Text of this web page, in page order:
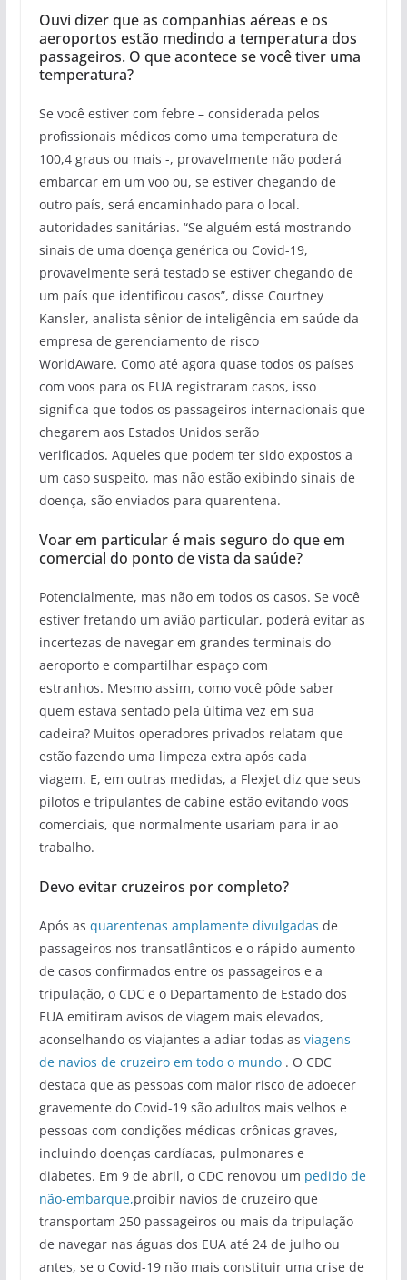
Ouvi dizer que as companhias aéreas e os
aeroportos estão medindo a temperatura dos
passageiros. O que acontece se você tiver uma
temperatura?
Se você estiver com febre – considerada pelos
profissionais médicos como uma temperatura de
100,4 graus ou mais -, provavelmente não poderá
embarcar em um voo ou, se estiver chegando de
outro país, será encaminhado para o local.
autoridades sanitárias. “Se alguém está mostrando
sinais de uma doença genérica ou Covid-19,
provavelmente será testado se estiver chegando de
um país que identificou casos”, disse Courtney
Kansler, analista sênior de inteligência em saúde da
empresa de gerenciamento de risco
WorldAware. Como até agora quase todos os países
com voos para os EUA registraram casos, isso
significa que todos os passageiros internacionais que
chegarem aos Estados Unidos serão
verificados. Aqueles que podem ter sido expostos a
um caso suspeito, mas não estão exibindo sinais de
doença, são enviados para quarentena.
Voar em particular é mais seguro do que em
comercial do ponto de vista da saúde?
Potencialmente, mas não em todos os casos. Se você
estiver fretando um avião particular, poderá evitar as
incertezas de navegar em grandes terminais do
aeroporto e compartilhar espaço com
estranhos. Mesmo assim, como você pôde saber
quem estava sentado pela última vez em sua
cadeira? Muitos operadores privados relatam que
estão fazendo uma limpeza extra após cada
viagem. E, em outras medidas, a Flexjet diz que seus
pilotos e tripulantes de cabine estão evitando voos
comerciais, que normalmente usariam para ir ao
trabalho.
Devo evitar cruzeiros por completo?
Após as quarentenas amplamente divulgadas de
passageiros nos transatlânticos e o rápido aumento
de casos confirmados entre os passageiros e a
tripulação, o CDC e o Departamento de Estado dos
EUA emitiram avisos de viagem mais elevados,
aconselhando os viajantes a adiar todas as viagens
de navios de cruzeiro em todo o mundo. O CDC
destaca que as pessoas com maior risco de adoecer
gravemente do Covid-19 são adultos mais velhos e
pessoas com condições médicas crônicas graves,
incluindo doenças cardíacas, pulmonares e
diabetes. Em 9 de abril, o CDC renovou um pedido de
não-embarque,proibir navios de cruzeiro que
transportam 250 passageiros ou mais da tripulação
de navegar nas águas dos EUA até 24 de julho ou
antes, se o Covid-19 não mais constituir uma crise de